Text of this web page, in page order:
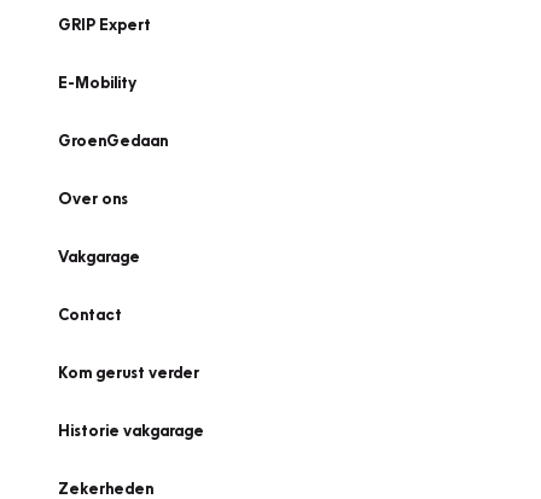
GRIP Expert
E-Mobility
GroenGedaan
Over ons
Vakgarage
Contact
Kom gerust verder
Historie vakgarage
Zekerheden